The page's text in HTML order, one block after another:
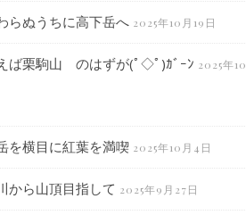
らぬうちに高下岳へ 2025年10月19日
ば栗駒山 のはずが(ﾟ◇ﾟ)ｶﾞｰﾝ 2025年10
を横目に紅葉を満喫 2025年10月4日
から山頂目指して 2025年9月27日